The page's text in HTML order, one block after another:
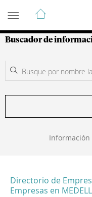
Guía de
Buscador de
Directorio de
Empresas en